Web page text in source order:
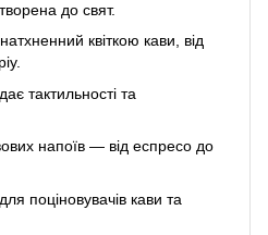
до свят.
квіткою кави, від
тактильності та
напоїв — від еспресо до
поціновувачів кави та